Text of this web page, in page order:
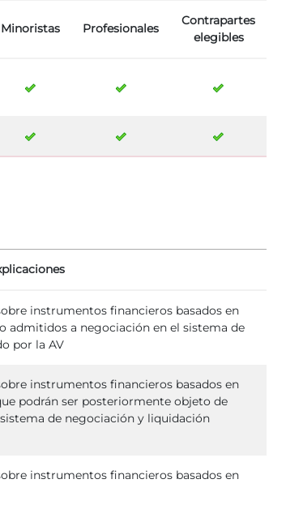
Minoristas Profesionales
Contrapartes
elegibles
instrumentos financieros basados en
a negociación en el sistema de
por la AV
instrumentos financieros basados en
podrán ser posteriormente objeto de
de negociación y liquidación
instrumentos financieros basados en